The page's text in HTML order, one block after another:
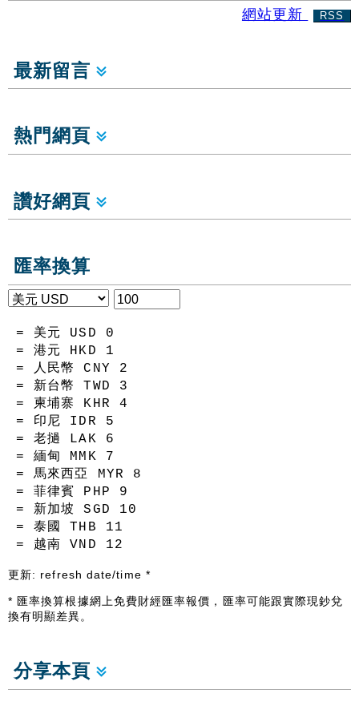
網站更新 RSS
最新留言
熱門網頁
讚好網頁
匯率換算
= 美元 USD 0
= 港元 HKD 1
= 人民幣 CNY 2
= 新台幣 TWD 3
= 柬埔寨 KHR 4
= 印尼 IDR 5
= 老撾 LAK 6
= 緬甸 MMK 7
= 馬來西亞 MYR 8
= 菲律賓 PHP 9
= 新加坡 SGD 10
= 泰國 THB 11
= 越南 VND 12
更新: refresh date/time *
* 匯率換算根據網上免費財經匯率報價，匯率可能跟實際現鈔兌
換有明顯差異。
分享本頁